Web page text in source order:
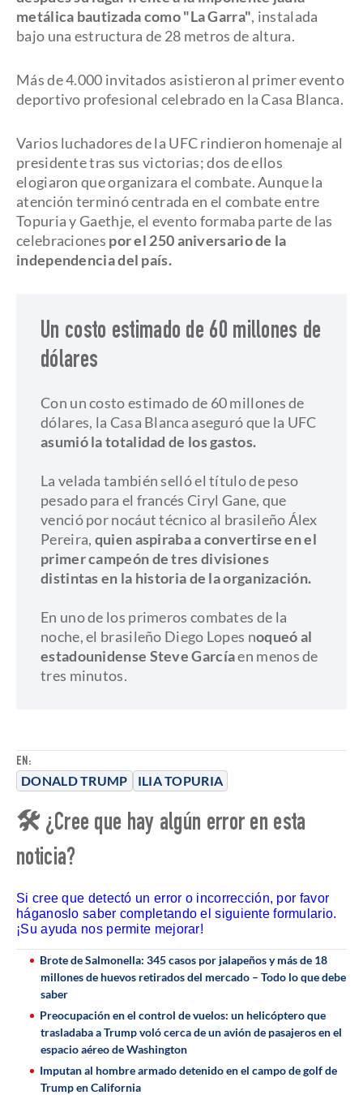
EN:
DONALD TRUMP ILIA TOPURIA
metálica bautizada como "La Garra", instalada
bajo una estructura de 28 metros de altura.
Más de 4.000 invitados asistieron al primer evento
deportivo profesional celebrado en la Casa Blanca.
Varios luchadores de la UFC rindieron homenaje al
presidente tras sus victorias; dos de ellos
elogiaron que organizara el combate. Aunque la
atención terminó centrada en el combate entre
Topuria y Gaethje, el evento formaba parte de las
celebraciones por el 250 aniversario de la
independencia del país.
Un costo estimado de 60 millones de
dólares
Con un costo estimado de 60 millones de
dólares, la Casa Blanca aseguró que la UFC
asumió la totalidad de los gastos.
La velada también selló el título de peso
pesado para el francés Ciryl Gane, que
venció por nocáut técnico al brasileño Álex
Pereira, quien aspiraba a convertirse en el
primer campeón de tres divisiones
distintas en la historia de la organización.
En uno de los primeros combates de la
noche, el brasileño Diego Lopes noqueó al
estadounidense Steve Garcíaen menos de
tres minutos.
🛠 ¿Cree que hay algún error en esta
noticia?
Si cree que detectó un error o incorrección, por favor
háganoslo saber completando el siguiente formulario.
¡Su ayuda nos permite mejorar!
Brote de Salmonella: 345 casos por jalapeños y más de 18
millones de huevos retirados del mercado – Todo lo que debe
saber
Preocupación en el control de vuelos: un helicóptero que
trasladaba a Trump voló cerca de un avión de pasajeros en el
espacio aéreo de Washington
Imputan al hombre armado detenido en el campo de golf de
Trump en California